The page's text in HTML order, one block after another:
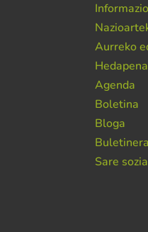
Aurreko
Hedapena
Agenda
Boletina
Bloga
Sare